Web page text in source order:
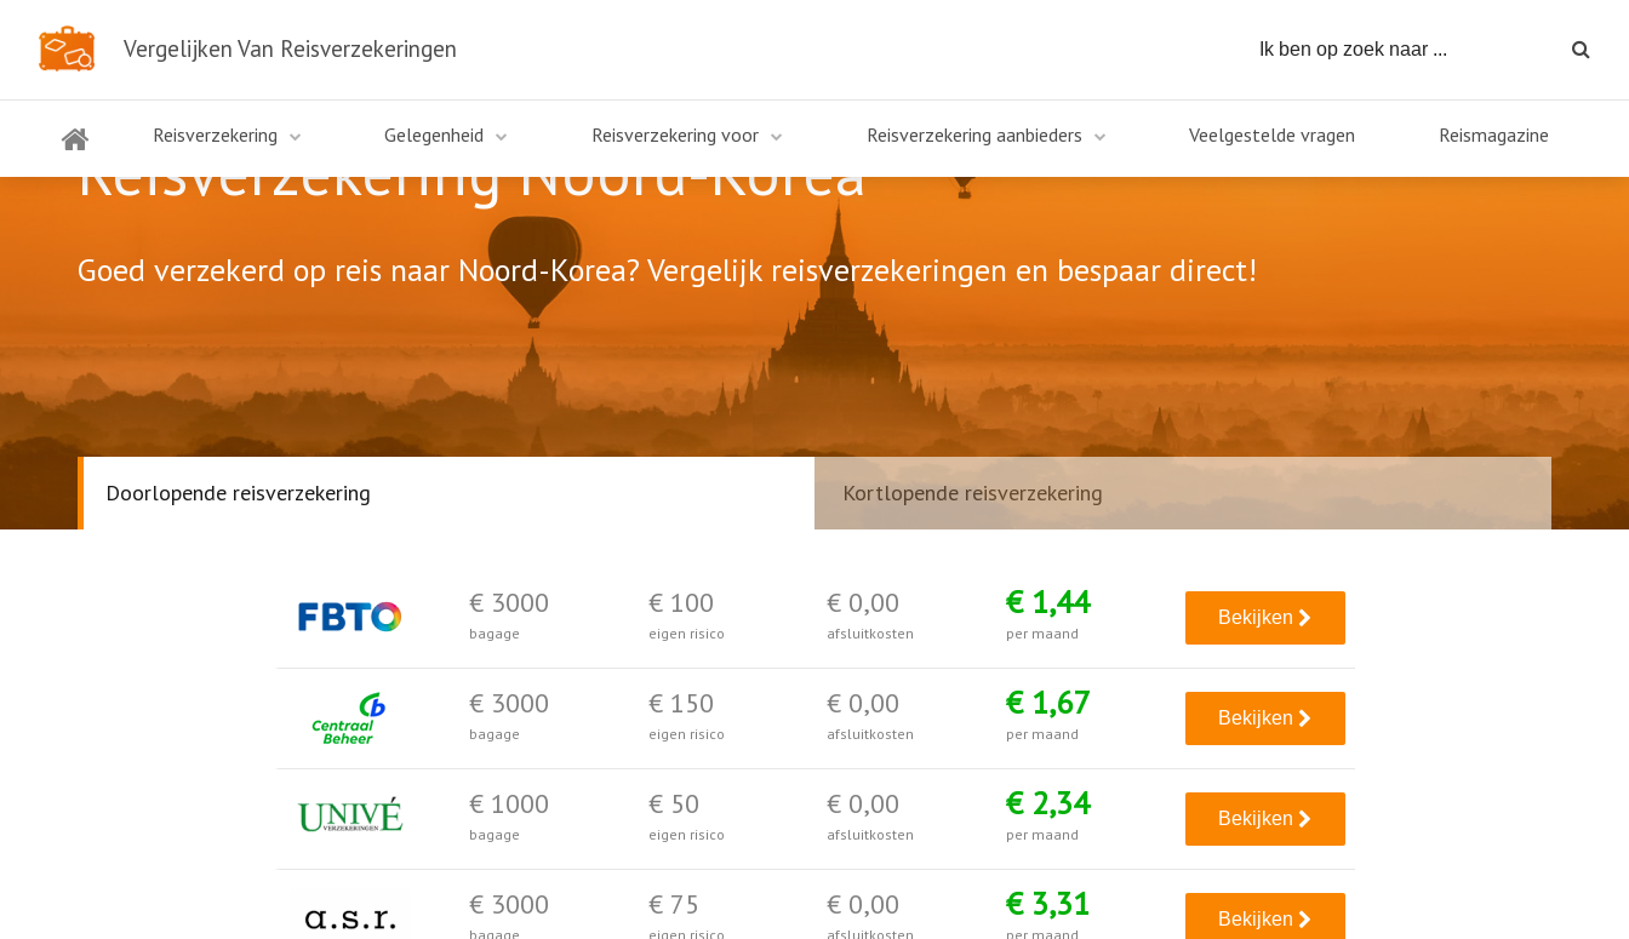
Vergelijken Van Reisverzekeringen
Reisverzekering Gelegenheid Reisverzekering voor Reisverzekering aanbieders Veelgestelde vragen Reismagazine
Reisverzekering Noord-Korea
Goed verzekerd op reis naar Noord-Korea? Vergelijk reisverzekeringen en bespaar direct!
Doorlopende reisverzekering Kortlopende reisverzekering
€ 3000
bagage
€ 100
eigen risico
€ 0,00
afsluitkosten
€ 1,44
per maand
Bekijken
€ 3000
bagage
€ 150
eigen risico
€ 0,00
afsluitkosten
€ 1,67
per maand
Bekijken
€ 1000
bagage
€ 50
eigen risico
€ 0,00
afsluitkosten
€ 2,34
per maand
Bekijken
€ 3000
bagage
€ 75
eigen risico
€ 0,00
afsluitkosten
€ 3,31
per maand
Bekijken